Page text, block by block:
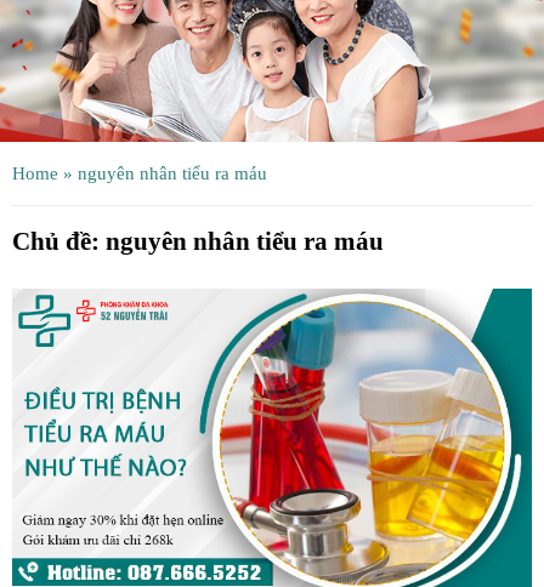
Home » nguyên nhân tiểu ra máu
Chủ đề: nguyên nhân tiểu ra máu